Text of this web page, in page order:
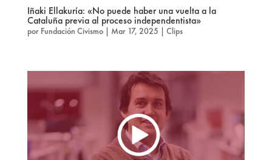
Iñaki Ellakuría: «No puede haber una vuelta a la
Cataluña previa al proceso independentista»
por Fundación Civismo| Mar 17, 2025 | Clips